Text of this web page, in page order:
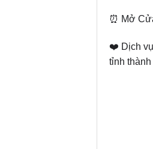
⏰ Mở
❤️ Dịch
tỉnh thành